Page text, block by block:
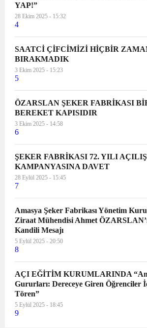
YAP!”
28 Ekim 2025 - 15:32
4
SAATCİ ÇİFCİMİZİ HİÇBİR
BIRAKMADIK
3 Ekim 2025 - 15:23
5
ÖZARSLAN ŞEKER FABRİKASI
BEREKET KAPISIDIR
3 Ekim 2025 - 14:58
6
ŞEKER FABRİKASI 72. YILI AÇILIŞ
KAMPANYASINA DAVET
28 Eylül 2025 - 15:45
7
Amasya Şeker Fabrikası Yönetim
Ziraat Mühendisi Ahmet
Kandili Mesajı
5 Eylül 2025 - 20:50
8
AÇI EĞİTİM KURUMLARINDA
Gururları: Dereceye Giren Öğrenciler
Tören”
5 Eylül 2025 - 18:45
9